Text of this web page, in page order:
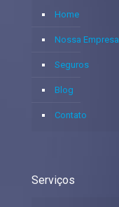
Home
Nossa Empresa
Seguros
Blog
Contato
Serviços